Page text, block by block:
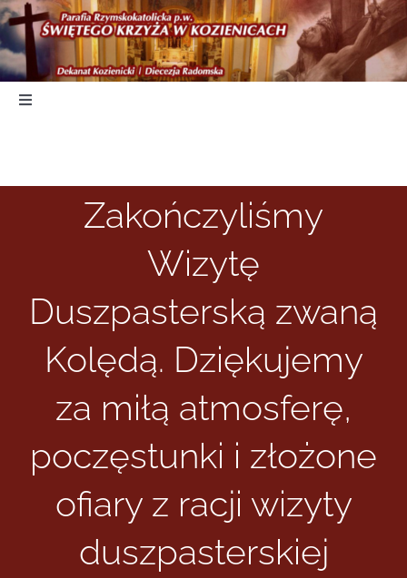
Skip
to
content
Toggle
Duszpasterstwo
Parafia
Informacje i media katolickie
Nasza parafia i lokalne wspólnoty
Zamówienia Publiczne
Zakończyliśmy
Wizytę
Duszpasterską zwaną
Kolędą. Dziękujemy
za miłą atmosferę,
poczęstunki i złożone
ofiary z racji wizyty
duszpasterskiej